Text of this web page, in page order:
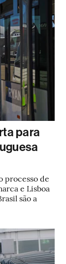
para
processo de
e Lisboa
são a